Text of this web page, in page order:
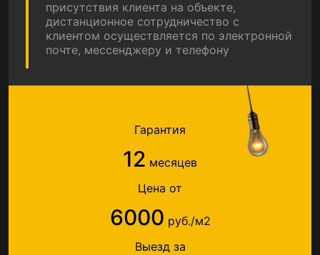
присутствия клиента на объекте,
дистанционное сотрудничество с
клиентом осуществляется по электронной
почте, мессенджеру и телефону
Гарантия
12 месяцев
Цена от
6000 руб./м2
Выезд за